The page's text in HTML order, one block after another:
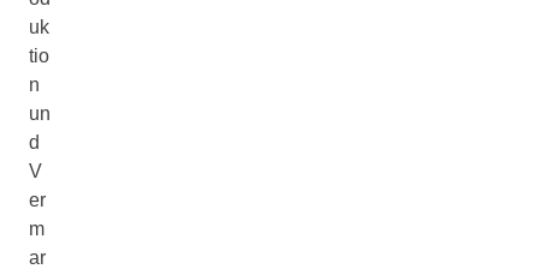
uk
tio
n
un
d
V
er
m
ar